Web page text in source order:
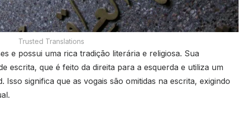
Trusted Translations
e possui uma rica tradição literária e religiosa. Sua
escrita, que é feito da direita para a esquerda e utiliza um
significa que as vogais são omitidas na escrita, exigindo